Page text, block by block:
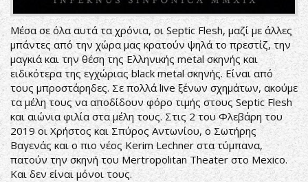
Μέσα σε όλα αυτά τα χρόνια, οι Septic Flesh, μαζί με άλλες
μπάντες από την χώρα μας κρατούν ψηλά το πρεστίζ, την
μαγκιά και την θέση της Ελληνικής metal σκηνής και
ειδικότερα της εγχώριας black metal σκηνής. Είναι από
τους μπροστάρηδες. Σε πολλά live ξένων σχημάτων, ακούμε
τα μέλη τους να αποδίδουν φόρο τιμής στους Septic Flesh
και αιώνια φιλία στα μέλη τους. Στις 2 του Φλεβάρη του
2019 οι Χρήστος και Σπύρος Αντωνίου, ο Σωτήρης
Βαγενάς και ο πιο νέος Kerim Lechner στα τύμπανα,
πατούν την σκηνή του Mertropolitan Theater στο Mexico.
Και δεν είναι μόνοι τους.